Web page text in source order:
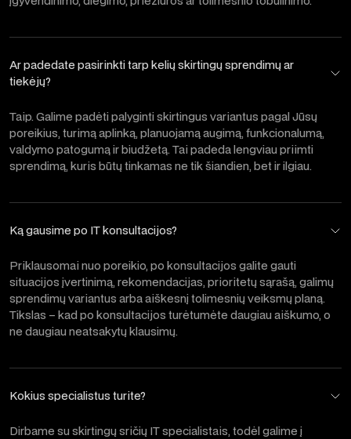
Ar padedate pasirinkti tarp kelių skirtingų sprendimų ar
tiekėjų?
Taip. Galime padėti palyginti skirtingus variantus pagal Jūsų
poreikius, turimą aplinką, planuojamą augimą, funkcionalumą,
valdymo patogumą ir biudžetą. Tai padeda lengviau priimti
sprendimą, kuris būtų tinkamas ne tik šiandien, bet ir ilgiau.
Ką gausime po IT konsultacijos?
Priklausomai nuo poreikio, po konsultacijos galite gauti
situacijos įvertinimą, rekomendacijas, prioritetų sąrašą, galimų
sprendimų variantus arba aiškesnį tolimesnių veiksmų planą.
Tikslas – kad po konsultacijos turėtumėte daugiau aiškumo, o
ne daugiau neatsakytų klausimų.
Kokius specialistus turite?
Dirbame su skirtingų sričių IT specialistais, todėl galime į